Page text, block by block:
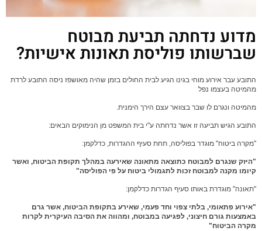
מדוע נדחתה תביעת מבוטח
שברשותו פוליסת תאונות אישיות?
התובע עבר אירוע מוחי בגינו הגיע לבית החולים בזמן שהיה מאושפז ניסה התובע לרדת
מהמיטה בעצמו נפל
מהמיטה ונגרם לו שבר בצוואר עצם הירך הימנית.
התובע הגיש תביעה זו אשר נדחתה ע"י בית המשפט מן הנימוקים הבאים:
"מקרה ביטוח" מוגדר בפוליסה, תחת סעיף ההגדרות, כדלקמן:
"היזק שנגרם למבוטח כתוצאה מתאונה שאירעה במהלך תקופת הביטוח, ואשר
קיומו מקנה למבוטח זכות לתגמולי ביטוח על פי הפוליסה"
"תאונה" מוגדרת באותו סעיף הגדרות כדלקמן:
"אירוע פתאומי, בלתי צפוי וחד פעמי, שאירע בתקופת הביטוח, אשר גרם
באמצעות גורם חיצוני, לפגיעה במבוטח, ומהווה את הסיבה העיקרית לקרות
מקרה הביטוח"